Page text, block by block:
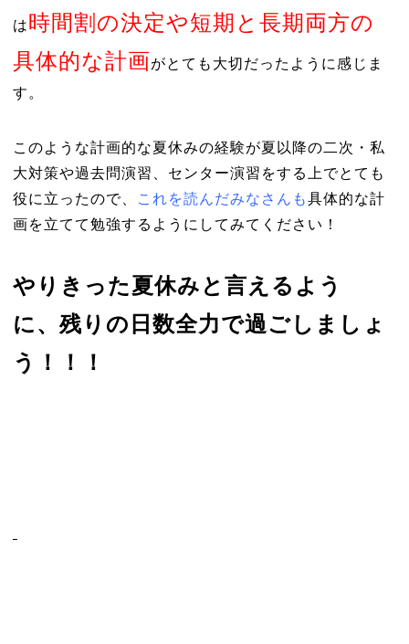
は時間割の決定や短期と長期両方の
具体的な計画がとても大切だったように感じま
す。
このような計画的な夏休みの経験が夏以降の二次・私
大対策や過去問演習、センター演習をする上でとても
役に立ったので、
これを読んだみなさんも具体的な計
画を立てて勉強するようにしてみてください！
やりきった夏休みと言えるよう
に、残りの日数全力で過ごしましょ
う！！！